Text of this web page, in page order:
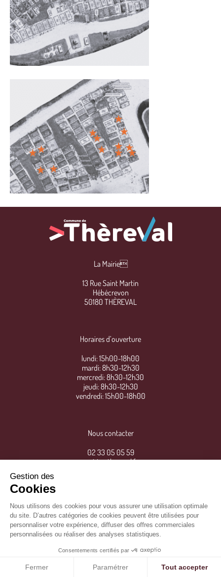
La Mairie
13 Rue Saint Martin
Hébécrevon
50180 THÈREVAL
Horaires d’ouverture
lundi: 15h00-18h00
mardi: 8h30-12h30
mercredi: 8h30-12h30
jeudi: 8h30-12h30
vendredi: 15h00-18h00
Nous contacter
02 33 05 05 59
mairie@thereval.fr
Mentions légales
Gestion des
Cookies
Nous utilisons des cookies pour vous assurer une utilisation optimale
du site. D’autres catégories de cookies peuvent être utilisées pour
personnaliser votre expérience, diffuser des offres commerciales
personnalisées ou réaliser des analyses statistiques.
Consentements certifiés par
Fermer Paramétrer Tout accepter